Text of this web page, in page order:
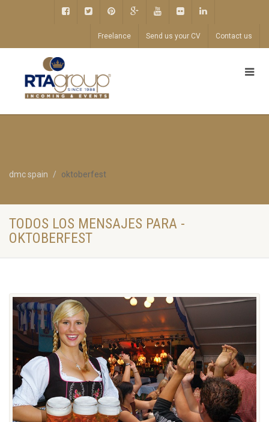
Freelance Send us your CV Contact us
dmc spain oktoberfest
TODOS LOS MENSAJES PARA -
OKTOBERFEST